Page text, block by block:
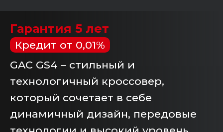
Гарантия 5 лет
Кредит от 0,01%
GAC GS4 – стильный и
технологичный кроссовер,
который сочетает в себе
динамичный дизайн, передовые